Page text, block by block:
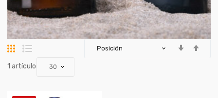
Parrilla
1 artículo